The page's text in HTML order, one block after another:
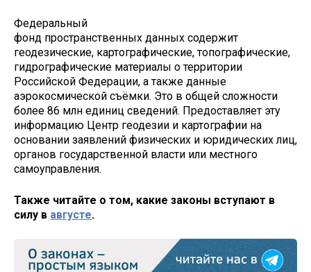
Федеральный
фонд пространственных данных содержит
геодезические, картографические, топографические,
гидрографические материалы о территории
Российской Федерации, а также данные
аэрокосмической съёмки. Это в общей сложности
более 86 млн единиц сведений. Предоставляет эту
информацию Центр геодезии и картографии на
основании заявлений физических и юридических лиц,
органов государственной власти или местного
самоуправления.
Также читайте о том, какие законы вступают в
силу в августе.